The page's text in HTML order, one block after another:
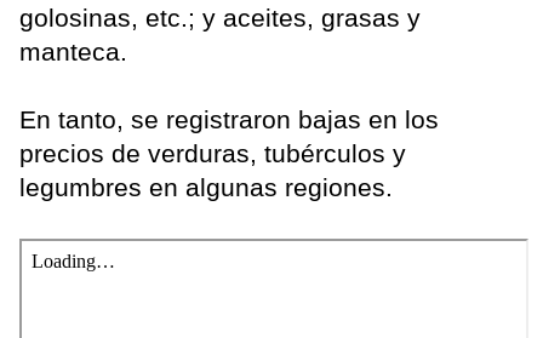
golosinas, etc.; y aceites, grasas y
manteca.
En tanto, se registraron bajas en los
precios de verduras, tubérculos y
legumbres en algunas regiones.